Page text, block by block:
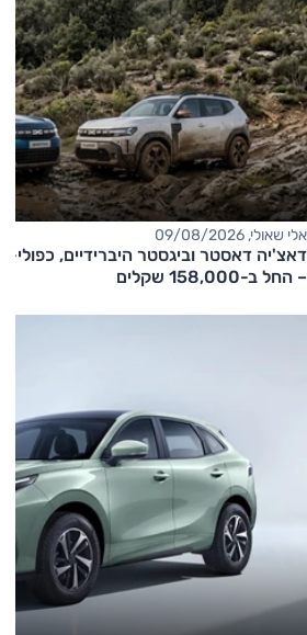
אלי שאולי, 09/08/2026
דאצ'יה דאסטר וביגסטר היברידיים,
– החל ב-158,000 שקלים